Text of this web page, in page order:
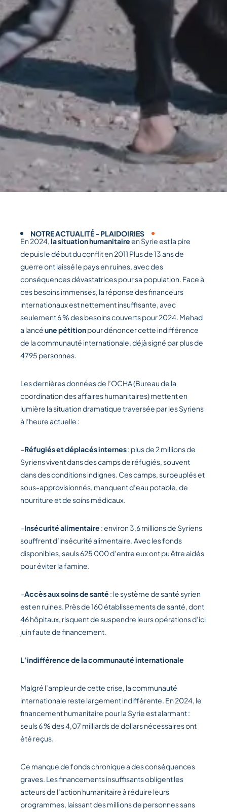
NOTRE ACTUALITÉ-PLAIDOIRIES
En 2024,la situation humanitaireen Syrie est la pire
depuis le début du conflit en 2011 Plus de 13 ans de
guerre ont laissé le pays en ruines, avec des
conséquences dévastatrices pour sa population. Face à
ces besoins immenses, la réponse des financeurs
internationaux est nettement insuffisante, avec
seulement 6 % des besoins couverts pour 2024. Mehad
a lancéune pétitionpour dénoncer cette indifférence
de la communauté internationale, déjà signé par plus de
4795 personnes.
Les dernières données de l’OCHA (Bureau de la
coordination des affaires humanitaires) mettent en
lumière la situation dramatique traversée par les Syriens
à l’heure actuelle :
–Réfugiés et déplacés internes: plus de 2 millions de
Syriens vivent dans des camps de réfugiés, souvent
dans des conditions indignes. Ces camps, surpeuplés et
sous-approvisionnés, manquent d’eau potable, de
nourriture et de soins médicaux.
–Insécurité alimentaire : environ 3,6 millions de Syriens
souffrent d’insécurité alimentaire. Avec les fonds
disponibles, seuls 625 000 d’entre eux ont pu être aidés
pour éviter la famine.
–Accès aux soins de santé : le système de santé syrien
est en ruines. Près de 160 établissements de santé, dont
46 hôpitaux, risquent de suspendre leurs opérations d’ici
juin faute de financement.
L’indifférence de la communauté internationale
Malgré l’ampleur de cette crise, la communauté
internationale reste largement indifférente. En 2024, le
financement humanitaire pour la Syrie est alarmant :
seuls 6 % des 4,07 milliards de dollars nécessaires ont
été reçus.
Ce manque de fonds chronique a des conséquences
graves. Les financements insuffisants obligent les
acteurs de l’action humanitaire à réduire leurs
programmes, laissant des millions de personnes sans